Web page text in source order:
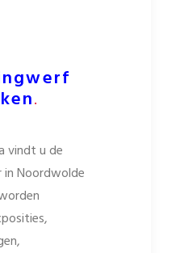
.
vindt u de
Noordwolde